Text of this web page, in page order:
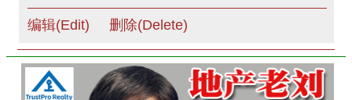
编辑(Edit) 删除(Delete)